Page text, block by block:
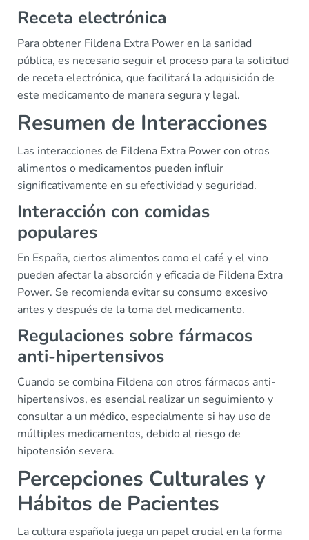
Receta electrónica
Para obtener Fildena Extra Power en la sanidad
pública, es necesario seguir el proceso para la solicitud
de receta electrónica, que facilitará la adquisición de
este medicamento de manera segura y legal.
Resumen de Interacciones
Las interacciones de Fildena Extra Power con otros
alimentos o medicamentos pueden influir
significativamente en su efectividad y seguridad.
Interacción con comidas
populares
En España, ciertos alimentos como el café y el vino
pueden afectar la absorción y eficacia de Fildena Extra
Power. Se recomienda evitar su consumo excesivo
antes y después de la toma del medicamento.
Regulaciones sobre fármacos
anti-hipertensivos
Cuando se combina Fildena con otros fármacos anti-
hipertensivos, es esencial realizar un seguimiento y
consultar a un médico, especialmente si hay uso de
múltiples medicamentos, debido al riesgo de
hipotensión severa.
Percepciones Culturales y
Hábitos de Pacientes
La cultura española juega un papel crucial en la forma